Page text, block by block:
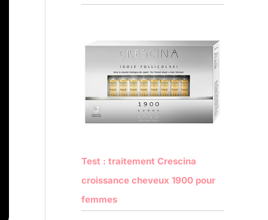
Test : traitement Crescina
croissance cheveux 1900 pour
femmes